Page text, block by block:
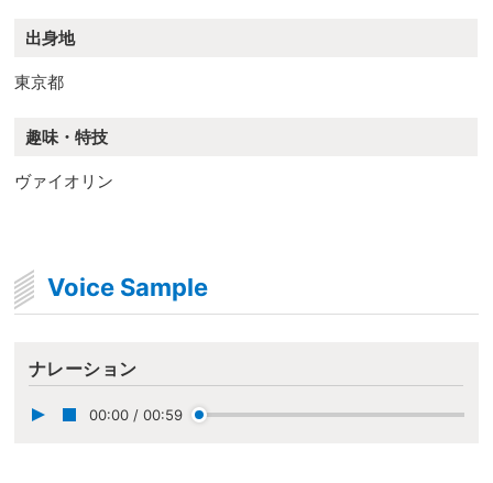
出身地
東京都
趣味・特技
ヴァイオリン
Voice Sample
ナレーション
00:00 / 00:59